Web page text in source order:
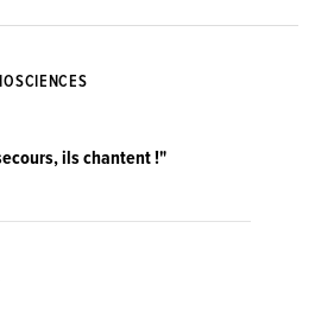
ils chantent !"